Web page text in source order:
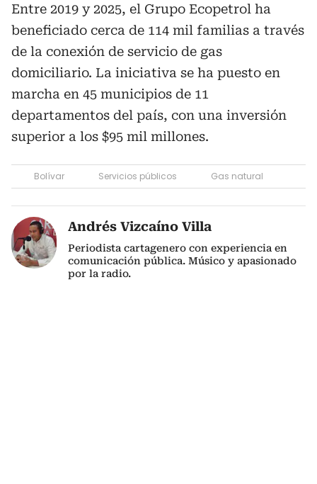
Entre 2019 y 2025, el Grupo Ecopetrol ha
beneficiado cerca de 114 mil familias a través
de la conexión de servicio de gas
domiciliario. La iniciativa se ha puesto en
marcha en 45 municipios de 11
departamentos del país, con una inversión
superior a los $95 mil millones.
Bolívar Servicios públicos Gas natural
Andrés Vizcaíno Villa
Periodista cartagenero con experiencia en
comunicación pública. Músico y apasionado
por la radio.